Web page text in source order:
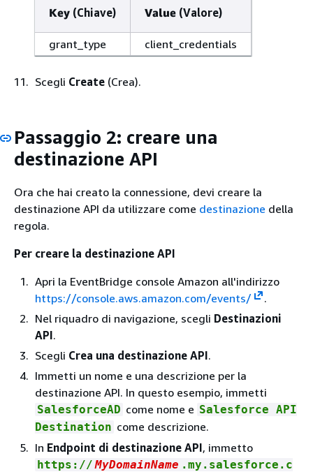
Key (Chiave) Value (Valore)
grant_type client_credentials
Scegli Create (Crea).
Passaggio 2: creare una
destinazione API
Ora che hai creato la connessione, devi creare la
destinazione API da utilizzare come destinazione della
regola.
Per creare la destinazione API
Apri la EventBridge console Amazon all'indirizzo
https://console.aws.amazon.com/events/
.
Nel riquadro di navigazione, scegli Destinazioni
API.
Scegli Crea una destinazione API.
Immetti un nome e una descrizione per la
destinazione API. In questo esempio, immetti
SalesforceAD come nome e Salesforce API
Destination come descrizione.
In Endpoint di destinazione API, immetto
https:// MyDomainName .my.salesforce.c